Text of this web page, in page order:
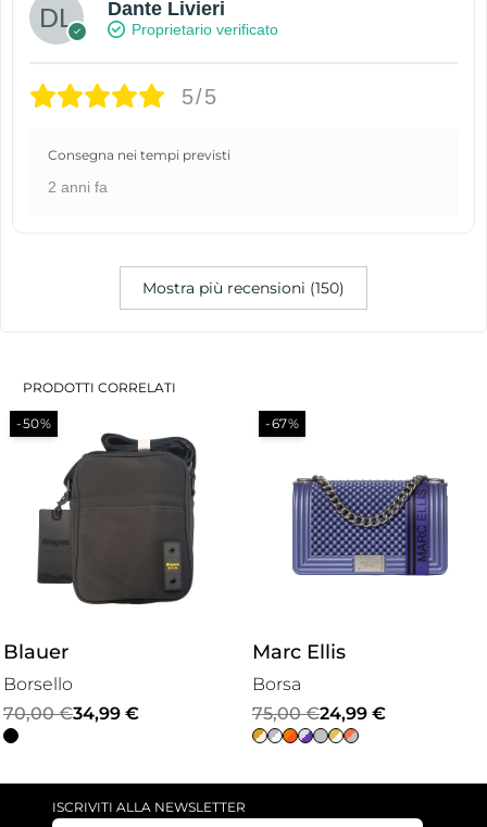
Dante Livieri
Proprietario verificato
5/5
Consegna nei tempi previsti
2 anni fa
Mostra più recensioni (150)
PRODOTTI CORRELATI
-50%
Blauer
Borsello
70,00€
Il
prezzo
34,99 €
Il
prezzo
-67%
Marc Ellis
Borsa
75,00€
Il
prezzo
24,99 €
Il
prezzo
ISCRIVITI ALLA NEWSLETTER